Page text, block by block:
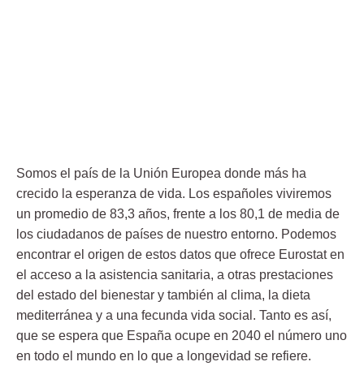
Somos el país de la Unión Europea donde más ha
crecido la esperanza de vida. Los españoles viviremos
un promedio de 83,3 años, frente a los 80,1 de media de
los ciudadanos de países de nuestro entorno. Podemos
encontrar el origen de estos datos que ofrece Eurostat en
el acceso a la asistencia sanitaria, a otras prestaciones
del estado del bienestar y también al clima, la dieta
mediterránea y a una fecunda vida social. Tanto es así,
que se espera que España ocupe en 2040 el número uno
en todo el mundo en lo que a longevidad se refiere.